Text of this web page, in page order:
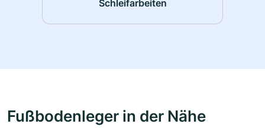
Schleifarbeiten
Fußbodenleger in der Nähe